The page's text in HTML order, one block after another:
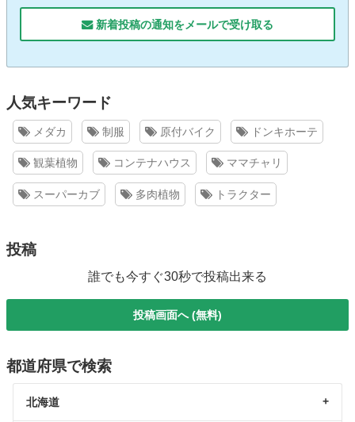
新着投稿の通知をメールで受け取る
人気キーワード
メダカ 制服 原付バイク ドンキホーテ
観葉植物 コンテナハウス ママチャリ
スーパーカブ 多肉植物 トラクター
投稿
誰でも今すぐ30秒で投稿出来る
投稿画面へ (無料)
都道府県で検索
北海道